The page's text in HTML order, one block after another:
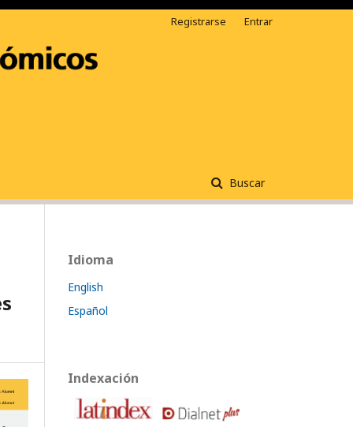
Buscar
Registrarse Entrar
Idioma
English
Español
Indexación